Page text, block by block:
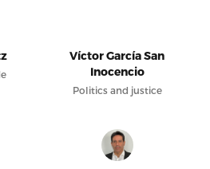
Víctor García San
Inocencio
Politics and justice